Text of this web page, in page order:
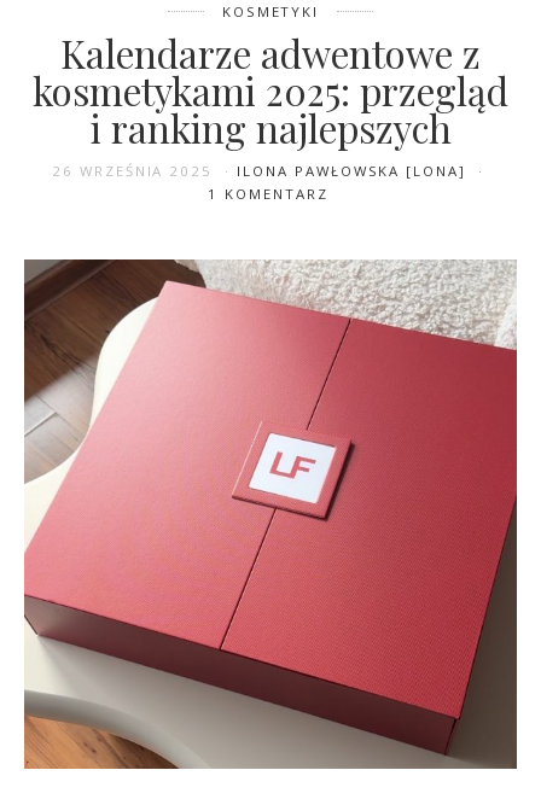
Kalendarze adwentowe z
kosmetykami 2025: przegląd i
ranking najlepszych
21 KWIETNIA 2026
MILENA PACIORAK [LENA]
0 KOMENTARZY
Dlaczego Azjatki kochają
PDRN? To prawdziwy sekret
glass skin. A my “mamy go w
domu” z serią Age Back Code
od Eveline Cosmetics.
KOSMETYKI
Kalendarze adwentowe z
kosmetykami 2025: przegląd
i ranking najlepszych
26 WRZEŚNIA 2025
ILONA PAWŁOWSKA [LONA]
1 KOMENTARZ